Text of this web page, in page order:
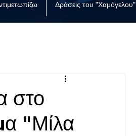
Δράσεις του "Χαμόγελου"
στο
"Μίλα